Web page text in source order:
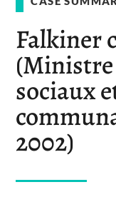
Falkiner
(Ministre
sociaux
2002)